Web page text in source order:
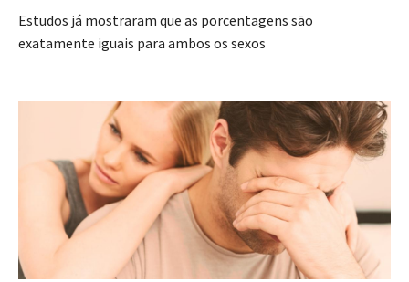
Estudos já mostraram que as porcentagens são
exatamente iguais para ambos os sexos